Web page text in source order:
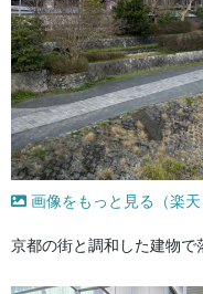
画像をもっと見る（楽天
京都の街と調和した建物で